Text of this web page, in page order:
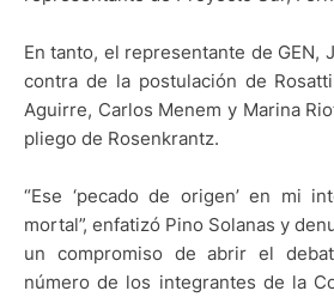
En tanto, el representante de GEN,
contra de la postulación de
Aguirre, Carlos Menem y Marina
pliego de Rosenkrantz.
“Ese ‘pecado de origen’ en mi
mortal”, enfatizó Pino Solanas y
un compromiso de abrir el
número de los integrantes de la